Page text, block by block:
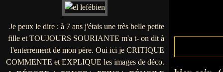
Je peux le dire : à 7 ans j'étais une très belle petite
fille et TOUJOURS SOURIANTE m'a t- on dit à
l'enterrement de mon père. Oui ici je CRITIQUE
COMMENTE et EXPLIQUE les images de déco.